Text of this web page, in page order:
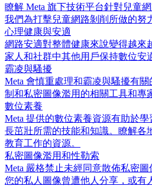
瞭解 Meta 旗下技術平台針對兒童
我們為打擊兒童網路剝削所做的努
心理健康與安適
網路安適對整體健康來說變得越來
家人和社群中其他用戶保持數位安
霸凌與騷擾
Meta 會慎重處理和霸凌與騷擾有
制和私密圖像濫用的相關工具和專
數位素養
Meta 提供的數位素養資源有助於
長茁壯所需的技能和知識。瞭解各
教育工作的資源。
私密圖像濫用和性勒索
Meta 嚴格禁止未經同意散佈私密
您的私人圖像曾遭他人分享，或有